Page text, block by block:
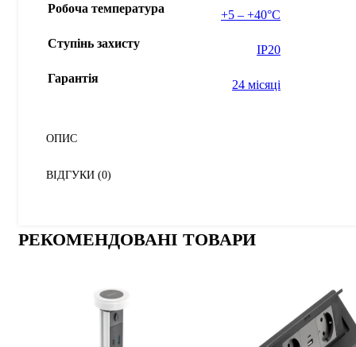
Робоча температура +5 – +40°С
Ступінь захисту IP20
Гарантія 24 місяці
ОПИС
ВІДГУКИ (0)
РЕКОМЕНДОВАНІ ТОВАРИ